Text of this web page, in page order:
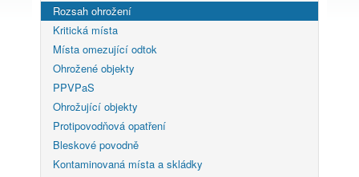
Rozsah ohrožení
Kritická místa
Místa omezující odtok
Ohrožené objekty
PPVPaS
Ohrožující objekty
Protipovodňová opatření
Bleskové povodně
Kontaminovaná místa a skládky